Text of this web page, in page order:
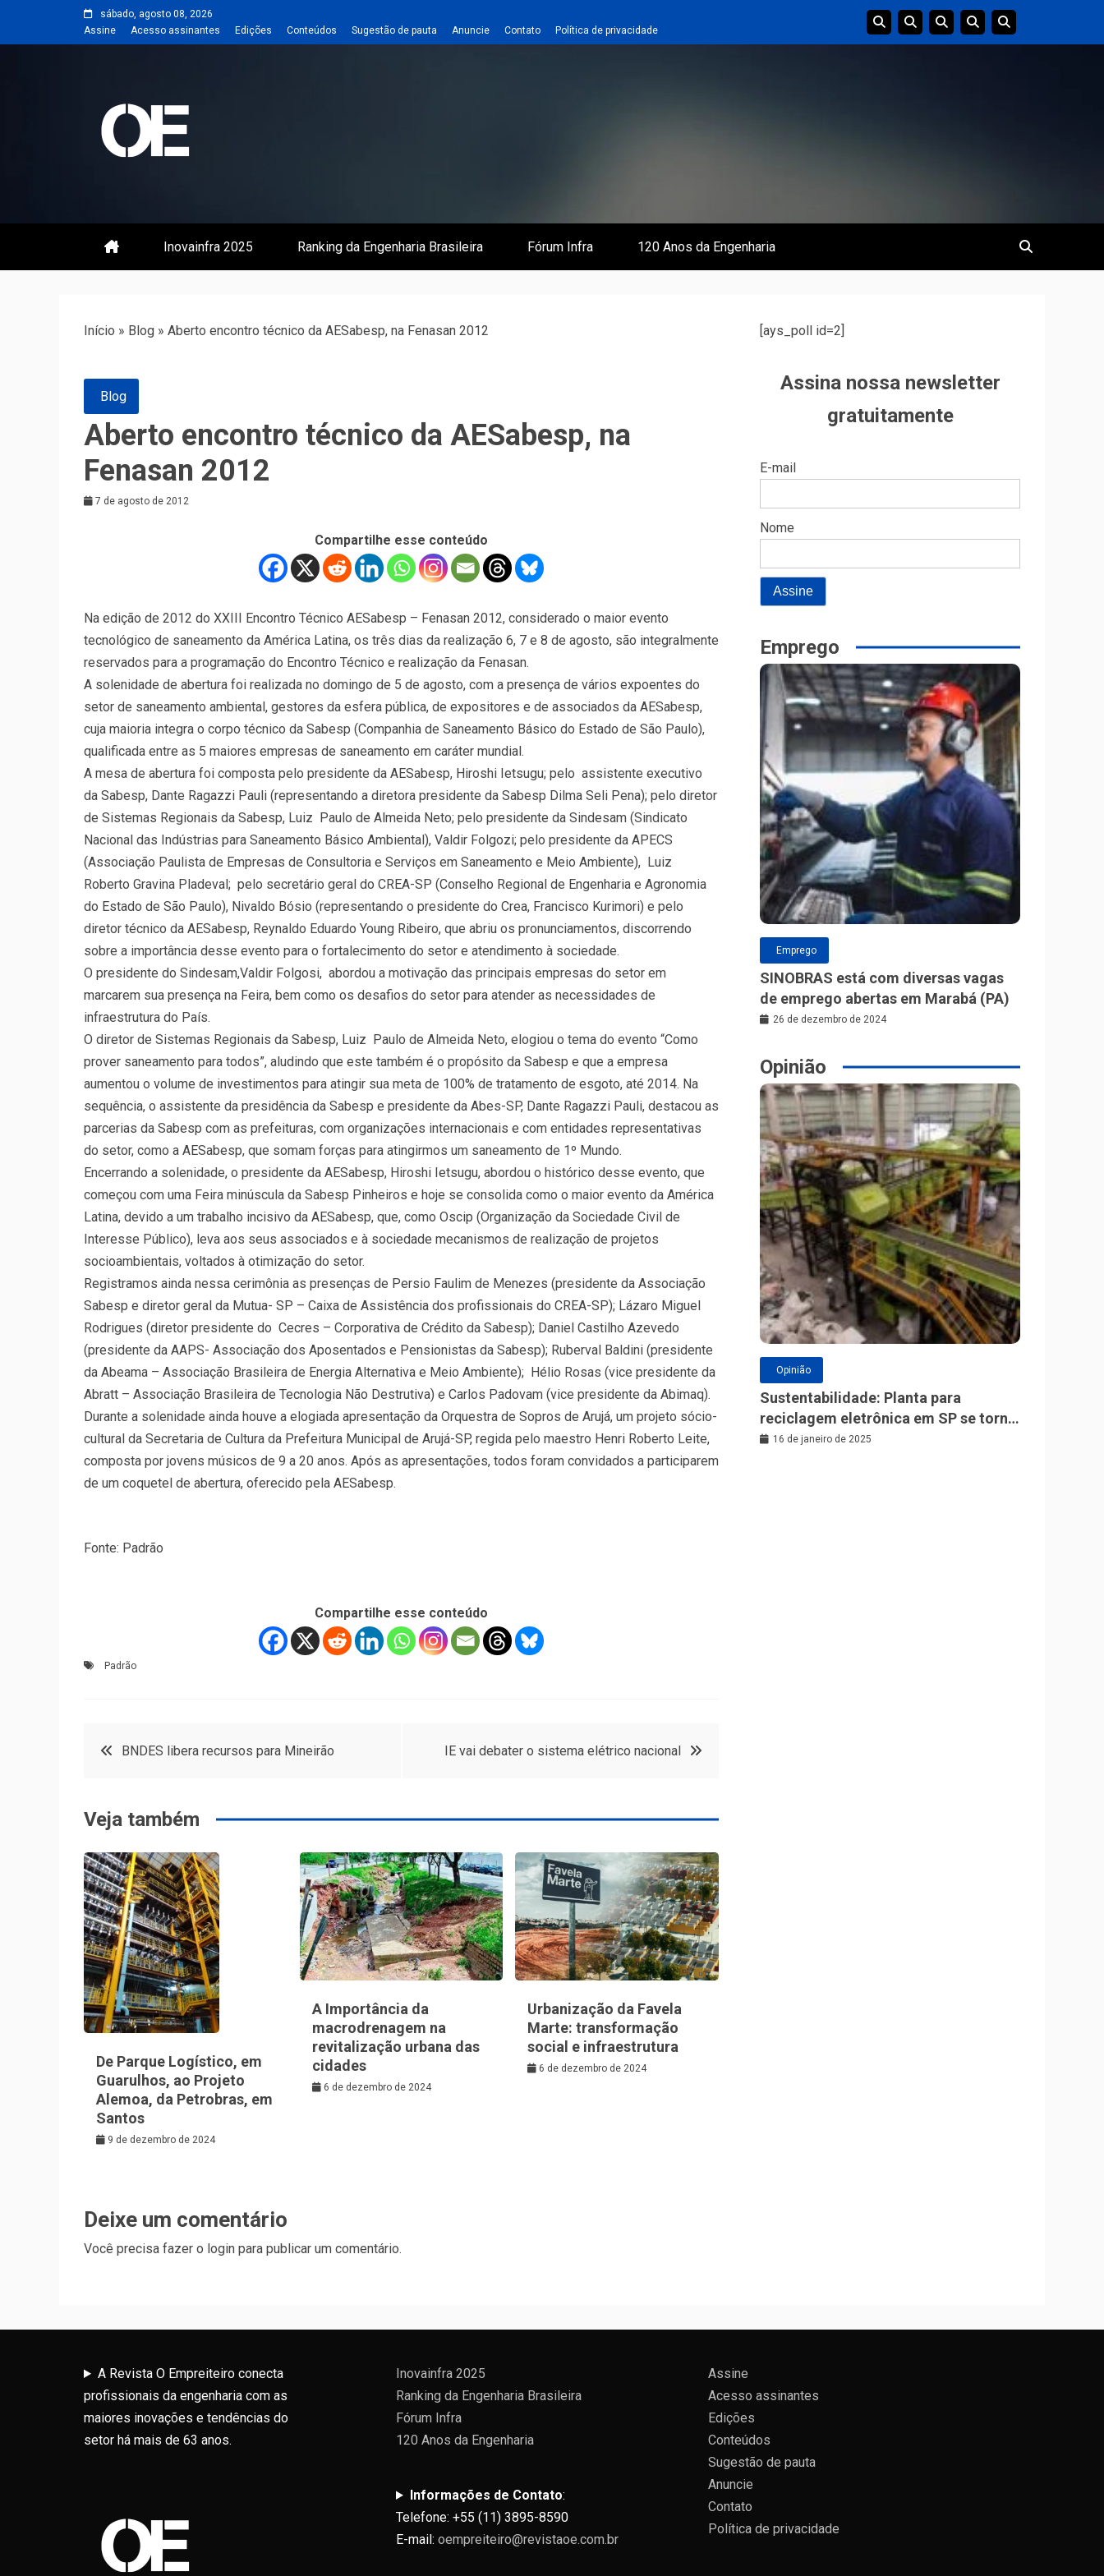
sábado, agosto 08, 2026
Assine
Acesso assinantes Edições Conteúdos Sugestão de pauta Anuncie Contato Política de privacidade
Revista | O Empreiteiro
Inovainfra 2025 Ranking da Engenharia Brasileira Fórum Infra 120 Anos da Engenharia
Início » Blog » Aberto encontro técnico da AESabesp, na Fenasan 2012
Blog
Aberto encontro técnico da AESabesp, na
Fenasan 2012
7 de agosto de 2012
Compartilhe esse conteúdo
Na edição de 2012 do XXIII Encontro Técnico AESabesp – Fenasan 2012, considerado o maior evento
tecnológico de saneamento da América Latina, os três dias da realização 6, 7 e 8 de agosto, são integralmente
reservados para a programação do Encontro Técnico e realização da Fenasan.
A solenidade de abertura foi realizada no domingo de 5 de agosto, com a presença de vários expoentes do
setor de saneamento ambiental, gestores da esfera pública, de expositores e de associados da AESabesp,
cuja maioria integra o corpo técnico da Sabesp (Companhia de Saneamento Básico do Estado de São Paulo),
qualificada entre as 5 maiores empresas de saneamento em caráter mundial.
A mesa de abertura foi composta pelo presidente da AESabesp, Hiroshi Ietsugu; pelo assistente executivo
da Sabesp, Dante Ragazzi Pauli (representando a diretora presidente da Sabesp Dilma Seli Pena); pelo diretor
de Sistemas Regionais da Sabesp, Luiz Paulo de Almeida Neto; pelo presidente da Sindesam (Sindicato
Nacional das Indústrias para Saneamento Básico Ambiental), Valdir Folgozi; pelo presidente da APECS
(Associação Paulista de Empresas de Consultoria e Serviços em Saneamento e Meio Ambiente), Luiz
Roberto Gravina Pladeval; pelo secretário geral do CREA-SP (Conselho Regional de Engenharia e Agronomia
do Estado de São Paulo), Nivaldo Bósio (representando o presidente do Crea, Francisco Kurimori) e pelo
diretor técnico da AESabesp, Reynaldo Eduardo Young Ribeiro, que abriu os pronunciamentos, discorrendo
sobre a importância desse evento para o fortalecimento do setor e atendimento à sociedade.
O presidente do Sindesam,Valdir Folgosi, abordou a motivação das principais empresas do setor em
marcarem sua presença na Feira, bem como os desafios do setor para atender as necessidades de
infraestrutura do País.
O diretor de Sistemas Regionais da Sabesp, Luiz Paulo de Almeida Neto, elogiou o tema do evento “Como
prover saneamento para todos”, aludindo que este também é o propósito da Sabesp e que a empresa
aumentou o volume de investimentos para atingir sua meta de 100% de tratamento de esgoto, até 2014. Na
sequência, o assistente da presidência da Sabesp e presidente da Abes-SP, Dante Ragazzi Pauli, destacou as
parcerias da Sabesp com as prefeituras, com organizações internacionais e com entidades representativas
do setor, como a AESabesp, que somam forças para atingirmos um saneamento de 1º Mundo.
Encerrando a solenidade, o presidente da AESabesp, Hiroshi Ietsugu, abordou o histórico desse evento, que
começou com uma Feira minúscula da Sabesp Pinheiros e hoje se consolida como o maior evento da América
Latina, devido a um trabalho incisivo da AESabesp, que, como Oscip (Organização da Sociedade Civil de
Interesse Público), leva aos seus associados e à sociedade mecanismos de realização de projetos
socioambientais, voltados à otimização do setor.
Registramos ainda nessa cerimônia as presenças de Persio Faulim de Menezes (presidente da Associação
Sabesp e diretor geral da Mutua- SP – Caixa de Assistência dos profissionais do CREA-SP); Lázaro Miguel
Rodrigues (diretor presidente do Cecres – Corporativa de Crédito da Sabesp); Daniel Castilho Azevedo
(presidente da AAPS- Associação dos Aposentados e Pensionistas da Sabesp); Ruberval Baldini (presidente
da Abeama – Associação Brasileira de Energia Alternativa e Meio Ambiente); Hélio Rosas (vice presidente da
Abratt – Associação Brasileira de Tecnologia Não Destrutiva) e Carlos Padovam (vice presidente da Abimaq).
Durante a solenidade ainda houve a elogiada apresentação da Orquestra de Sopros de Arujá, um projeto sócio-
cultural da Secretaria de Cultura da Prefeitura Municipal de Arujá-SP, regida pelo maestro Henri Roberto Leite,
composta por jovens músicos de 9 a 20 anos. Após as apresentações, todos foram convidados a participarem
de um coquetel de abertura, oferecido pela AESabesp.
Fonte: Padrão
Compartilhe esse conteúdo
Padrão
Navegação
Post
BNDES libera recursos para Mineirão IE vai debater o sistema elétrico nacional
Veja também
De Parque Logístico, em
Guarulhos, ao Projeto
Alemoa, da Petrobras, em
Santos
9 de dezembro de 2024
A Importância da
macrodrenagem na
revitalização urbana das
cidades
6 de dezembro de 2024
Urbanização da Favela
Marte: transformação
social e infraestrutura
6 de dezembro de 2024
Deixe um comentário
Você precisa fazer o login para publicar um comentário.
[ays_poll id=2]
Assina nossa newsletter
gratuitamente
E-mail
Nome
Emprego
Emprego
SINOBRAS está com diversas vagas
de emprego abertas em Marabá (PA)
26 de dezembro de 2024
Opinião
Opinião
Sustentabilidade: Planta para
reciclagem eletrônica em SP se torna
a maior da América Latina
16 de janeiro de 2025
A Revista O Empreiteiro conecta
profissionais da engenharia com as
maiores inovações e tendências do
setor há mais de 63 anos.
Inovainfra 2025
Ranking da Engenharia Brasileira
Fórum Infra
120 Anos da Engenharia
Informações de Contato:
Telefone: +55 (11) 3895-8590
E-mail: oempreiteiro@revistaoe.com.br
Assine
Acesso assinantes
Edições
Conteúdos
Sugestão de pauta
Anuncie
Contato
Política de privacidade